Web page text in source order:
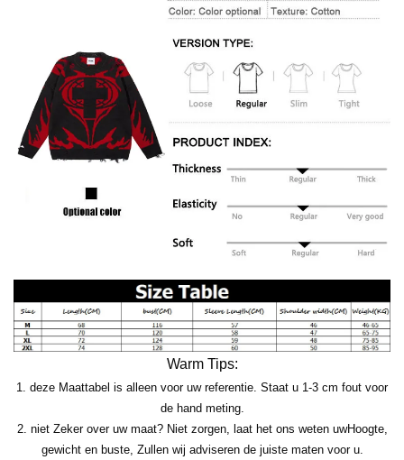
Warm Tips:
1. deze Maattabel is alleen voor uw referentie. Staat u 1-3 cm fout voor
de hand meting.
2. niet Zeker over uw maat? Niet zorgen, laat het ons weten uwHoogte,
gewicht en buste, Zullen wij adviseren de juiste maten voor u.